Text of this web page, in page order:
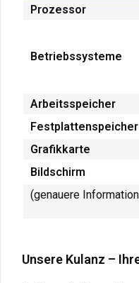
Prozessor
Betriebssysteme
Arbeitsspeicher
Festplattenspeicher
Grafikkarte
Bildschirm
(genauere
Unsere Kulanz –